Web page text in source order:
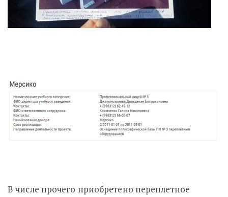
В числе прочего приобретено переплетное